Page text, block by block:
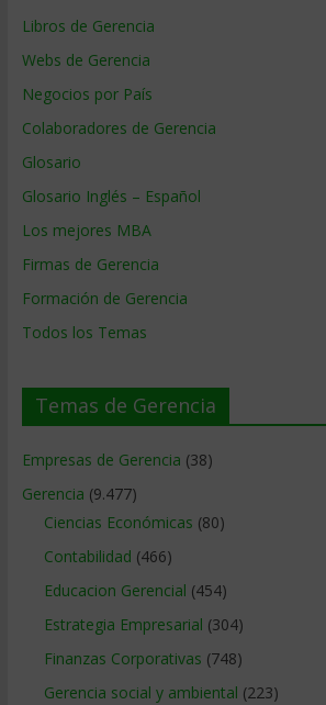
Libros de Gerencia
Webs de Gerencia
Negocios por País
Colaboradores de Gerencia
Glosario
Glosario Inglés – Español
Los mejores MBA
Firmas de Gerencia
Formación de Gerencia
Todos los Temas
Temas de Gerencia
Empresas de Gerencia (38)
Gerencia (9.477)
Ciencias Económicas (80)
Contabilidad (466)
Educacion Gerencial (454)
Estrategia Empresarial (304)
Finanzas Corporativas (748)
Gerencia social y ambiental (223)